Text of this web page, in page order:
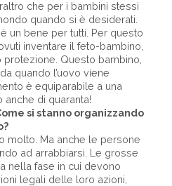
che per i bambini stessi
quando si è desiderati.
un bene per tutti. Per questo
inventare il feto-bambino,
Questo bambino,
quando l’uovo viene
è equiparabile a una
anche di quaranta!
si stanno organizzando
molto. Ma anche le persone
ad arrabbiarsi. Le grosse
nella fase in cui devono
legali delle loro azioni,